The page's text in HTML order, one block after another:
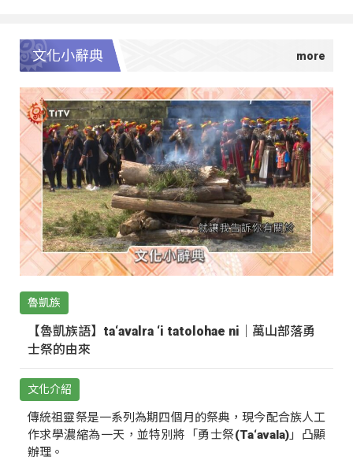
文化小辭典
魯凱族
【魯凱族語】ta‘avalra ‘i tatolohae ni｜萬山部落勇
士祭的由來
文化介紹
傳統祖靈祭是一系列為期四個月的祭典，現今配合族人工
作求學濃縮為一天，並特別將「勇士祭(Ta‘avala)」凸顯
辦理。